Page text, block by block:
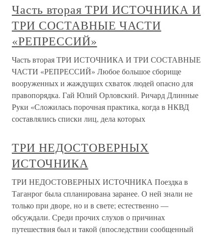
Часть вторая ТРИ ИСТОЧНИКА И
ТРИ СОСТАВНЫЕ ЧАСТИ
«РЕПРЕССИЙ»
Часть вторая ТРИ ИСТОЧНИКА И ТРИ СОСТАВНЫЕ
ЧАСТИ «РЕПРЕССИЙ» Любое большое сборище
вооруженных и жаждущих схваток людей опасно для
правопорядка. Гай Юлий Орловский. Ричард Длинные
Руки «Сложилась порочная практика, когда в НКВД
составлялись списки лиц, дела которых
ТРИ НЕДОСТОВЕРНЫХ
ИСТОЧНИКА
ТРИ НЕДОСТОВЕРНЫХ ИСТОЧНИКА Поездка в
Таганрог была спланирована заранее. О ней знали не
только при дворе, но и в свете; естественно —
обсуждали. Среди прочих слухов о причинах
путешествия был и такой (впоследствии сообщенный